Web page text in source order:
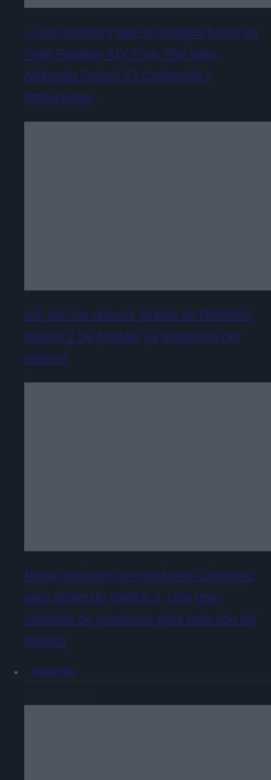
¿Qué puedes y qué no puedes hacer en
Final Fantasy XIV Free Trial para
Nintendo Switch 2? Contenido y
limitaciones
Así son las nuevas fundas de Nintendo
Switch 2 de Ardistel ¡la tendencia del
verano!
Mega Unboxing de productos Subsonic
para Nintendo Switch 2. Una gran
variedad de productos para todo tipo de
público
AVANCES